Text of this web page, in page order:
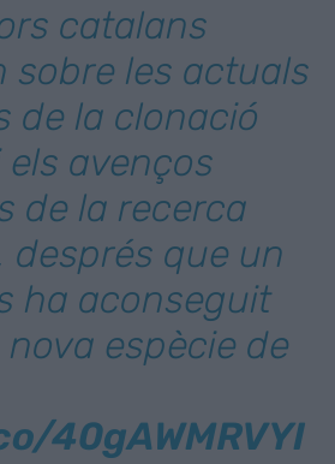
catalans
sobre les actuals
de la clonació
avenços
de la recerca
després que un
ha aconseguit
espècie de
40gAWMRVYI